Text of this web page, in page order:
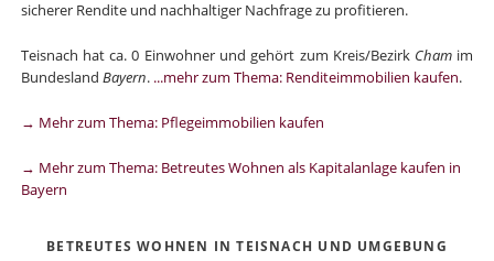
sicherer Rendite und nachhaltiger Nachfrage zu profitieren.
Teisnach hat ca. 0 Einwohner und gehört zum Kreis/Bezirk Cham im
Bundesland Bayern. ...mehr zum Thema: Renditeimmobilien kaufen.
→ Mehr zum Thema: Pflegeimmobilien kaufen
→ Mehr zum Thema: Betreutes Wohnen als Kapitalanlage kaufen in
Bayern
BETREUTES WOHNEN IN TEISNACH UND UMGEBUNG